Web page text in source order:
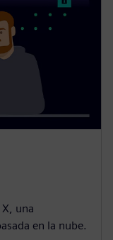
una
en la nube.